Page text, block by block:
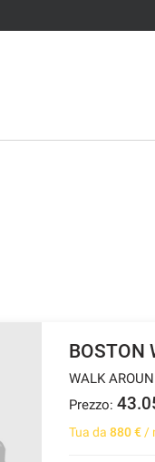
BOSTON
WALK
Prezzo:
Tua da 880 €/